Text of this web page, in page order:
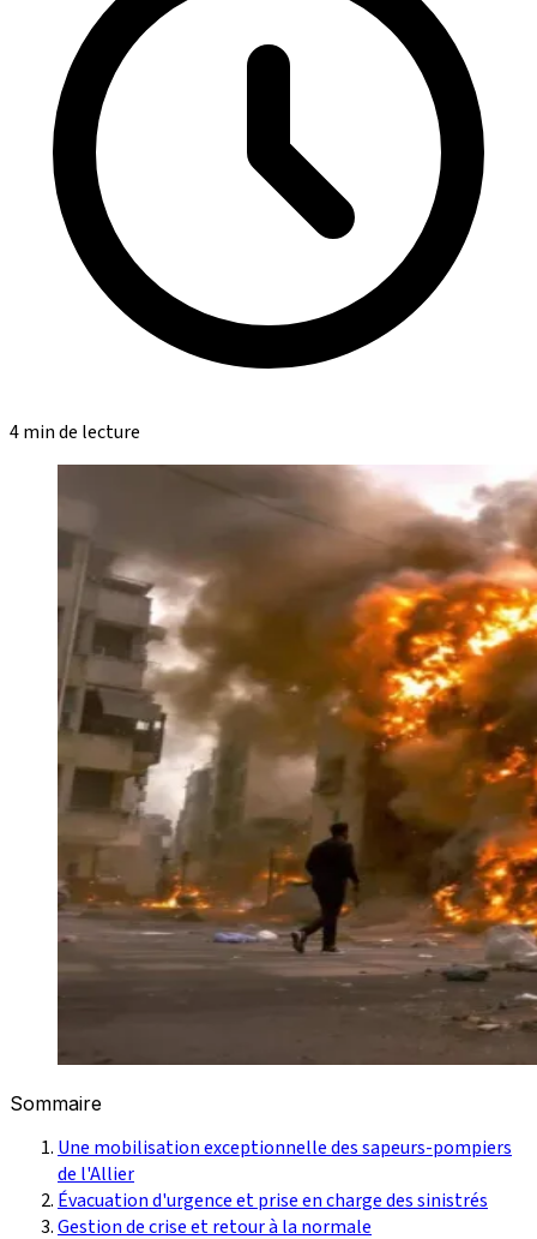
4 min de lecture
Sommaire
Une mobilisation exceptionnelle des sapeurs-pompiers
de l'Allier
Évacuation d'urgence et prise en charge des sinistrés
Gestion de crise et retour à la normale